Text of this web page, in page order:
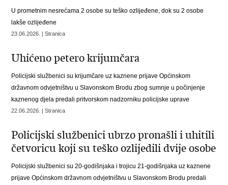
U prometnim nesrećama 2 osobe su teško ozlijeđene, dok su 2 osobe
lakše ozlijeđene
23.06.2026. | Stranica
Uhićeno petero krijumčara
Policijski službenici su krijumčare uz kaznene prijave Općinskom
državnom odvjetništvu u Slavonskom Brodu zbog sumnje u počinjenje
kaznenog djela predali pritvorskom nadzorniku policijske uprave
22.06.2026. | Stranica
Policijski službenici ubrzo pronašli i uhitili
četvoricu koji su teško ozlijedili dvije osobe
Policijski službenici su 20-godišnjaka i trojicu 21-godišnjaka uz kaznene
prijave Općinskom državnom odvjetništvu u Slavonskom Brodu predali